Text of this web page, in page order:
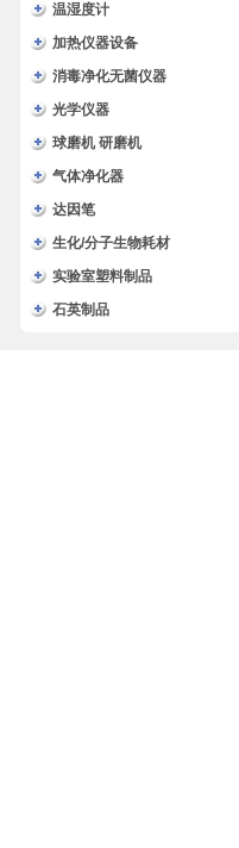
温湿度计
加热仪器设备
消毒净化无菌仪器
光学仪器
球磨机 研磨机
气体净化器
达因笔
生化/分子生物耗材
实验室塑料制品
石英制品